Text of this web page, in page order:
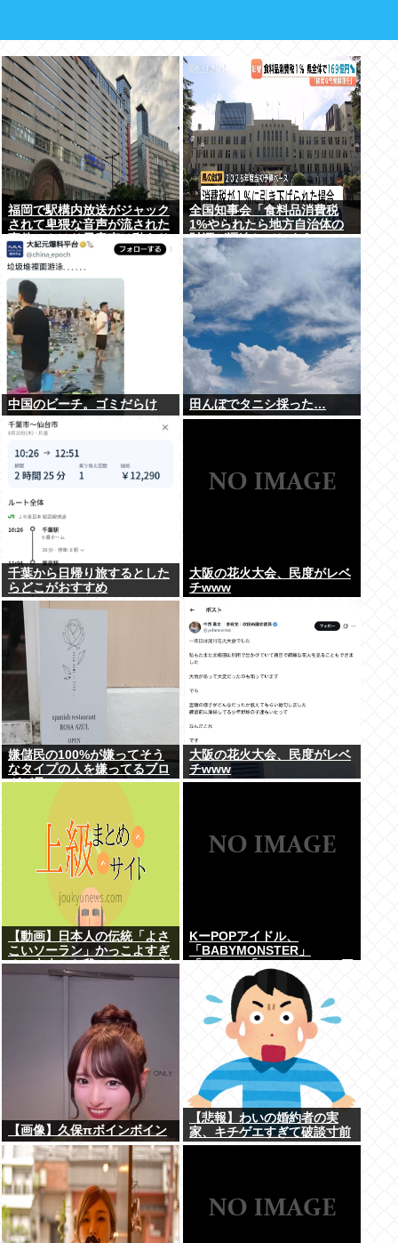
福岡で駅構内放送がジャック
されて卑猥な音声が流された
事件、やはり元音声は動あり
の動画だった
全国知事会「食料品消費税
1%やられたら地方自治体の
財源が逼迫してしまう 」…こ
の流れ地方税増税するしかな
いよ、もう
中国のビーチ。ゴミだらけ 田んぼでタニシ採った…
千葉から日帰り旅するとした
らどこがおすすめ
大阪の花火大会、民度がレベ
チwww
嫌儲民の100%が嫌ってそう
なタイプの人を嫌ってるブロ
グが見つかる
大阪の花火大会、民度がレベ
チwww
【動画】日本人の伝統「よさ
こいソーラン」かっこよすぎ
る。古来から我々のDNAに刻
まれた踊り
KーPOPアイドル、
「BABYMONSTER」
「ILLIT」「RESCENE」の三
国志時代に突入！
【画像】久保πボインボイン
【悲報】わいの婚約者の実
家、キチゲエすぎて破談寸前